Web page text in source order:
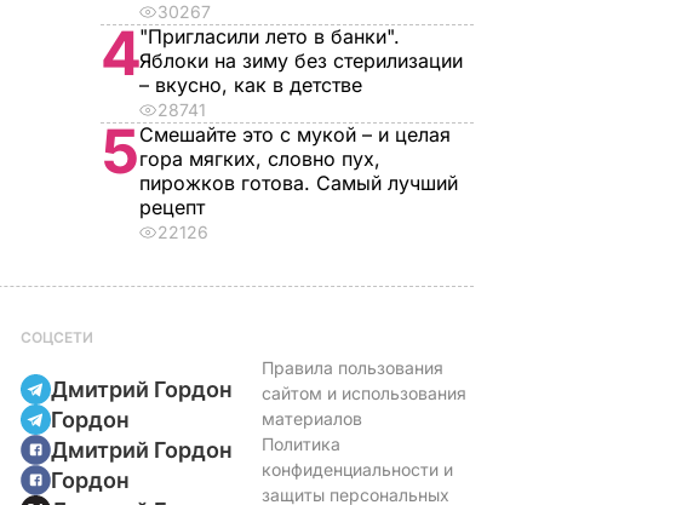
30267
4"Пригласили лето в банки".
Яблоки на зиму без стерилизации
– вкусно, как в детстве
28741
5Смешайте это с мукой – и целая
гора мягких, словно пух,
пирожков готова. Самый лучший
рецепт
22126
СОЦСЕТИ
Дмитрий Гордон
Гордон
Дмитрий Гордон
Гордон
Правила пользования
сайтом и использования
материалов
Политика
конфиденциальности и
защиты персональных